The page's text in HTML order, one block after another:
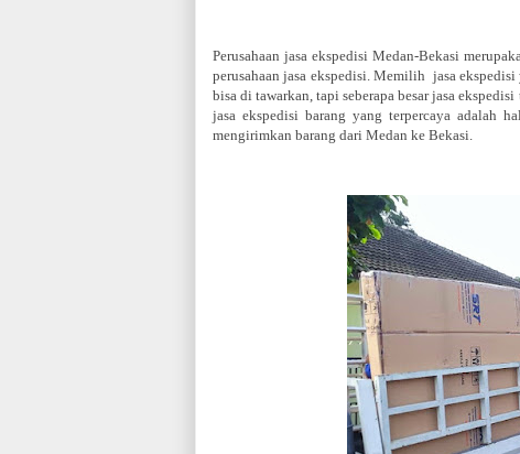
Perusahaan jasa ekspedisi Medan-Bekasi
perusahaan jasa ekspedisi. Memilih jasa
bisa di tawarkan, tapi seberapa besar jasa
jasa ekspedisi barang yang terpercaya adalah
mengirimkan barang dari Medan ke Bekasi.